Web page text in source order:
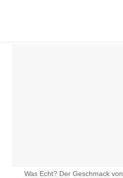
Was Echt? Der Geschmack von